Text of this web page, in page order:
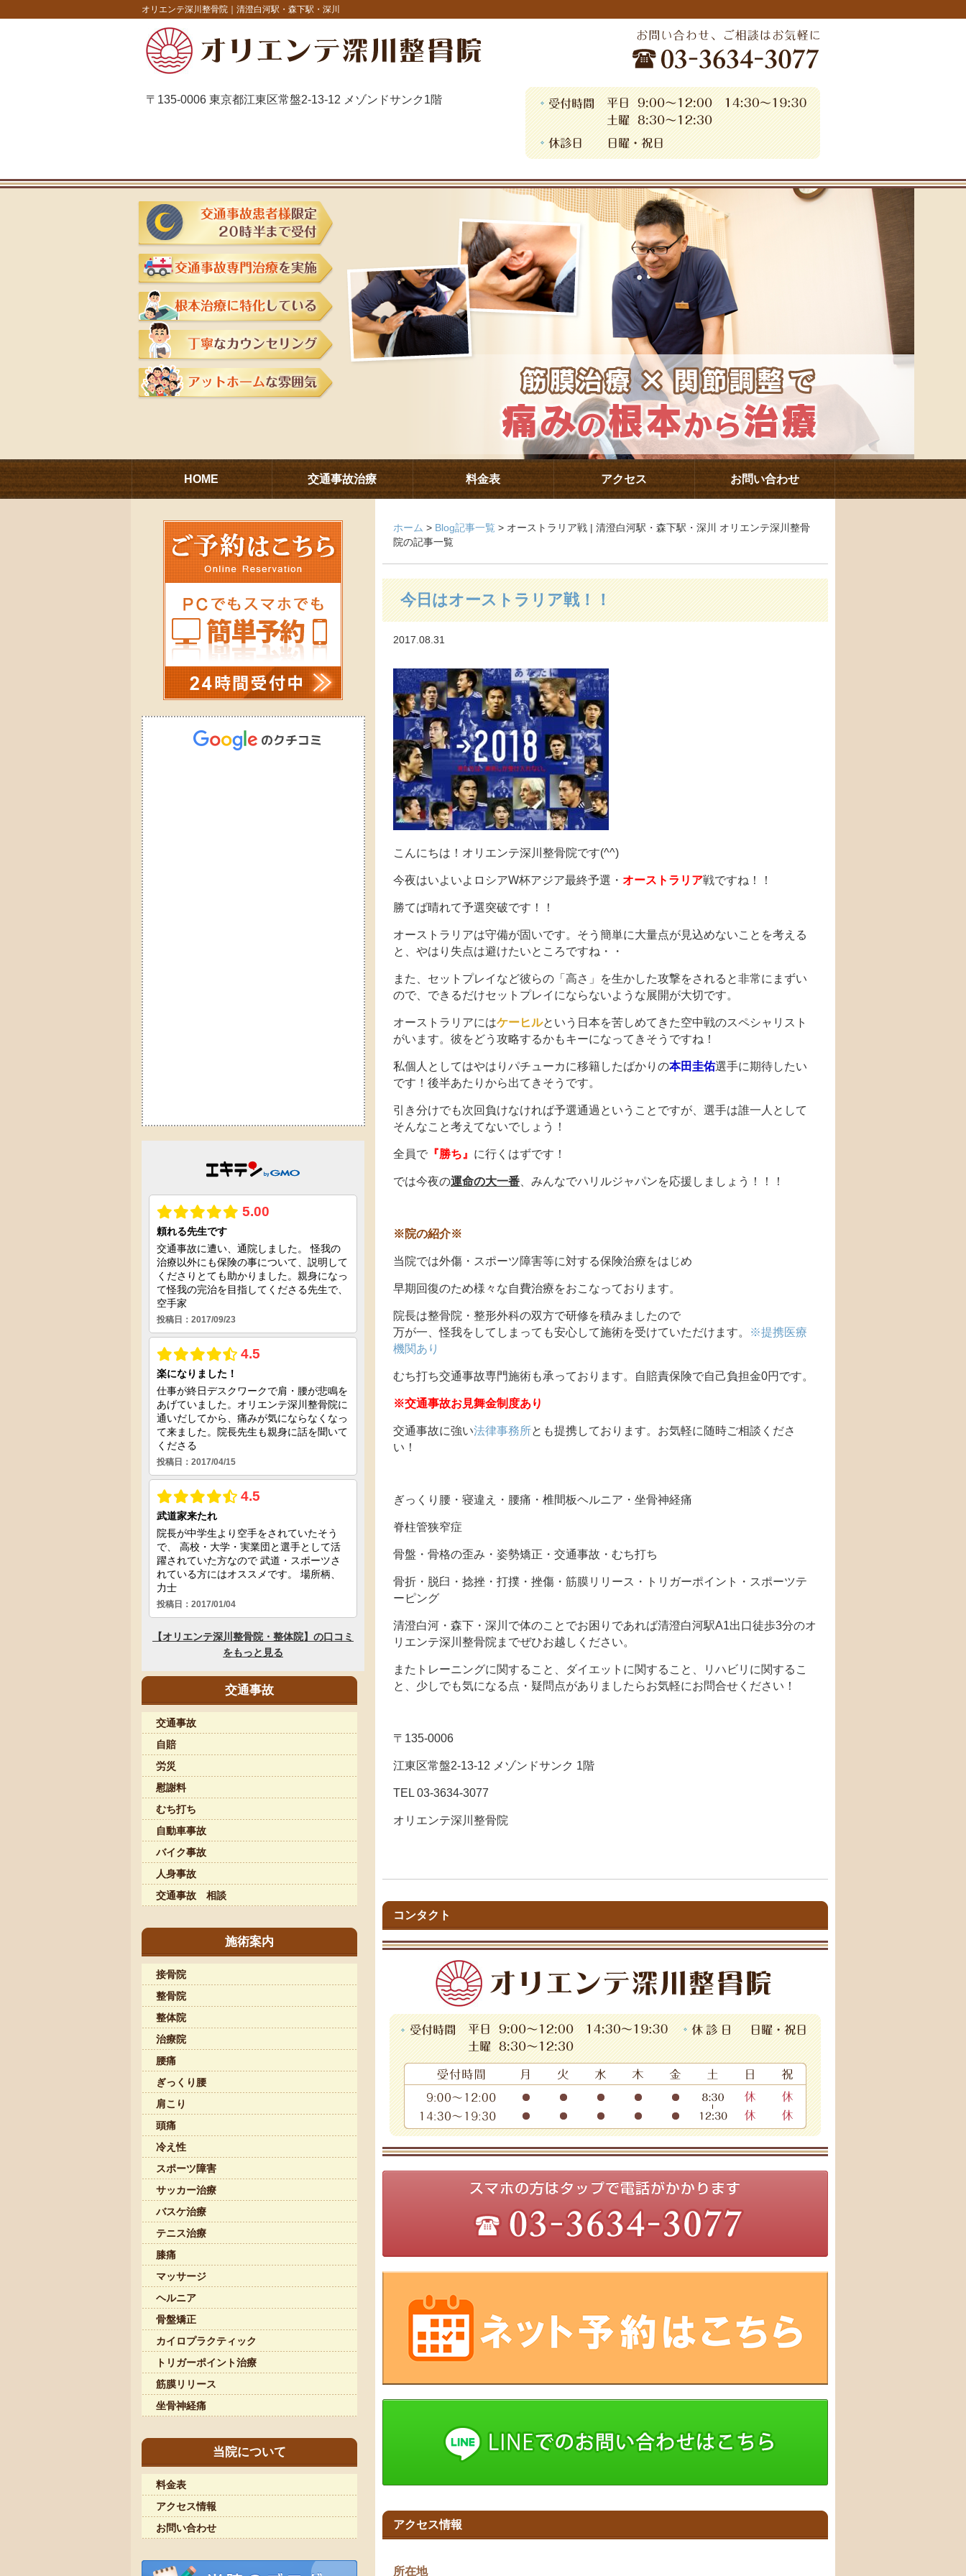
オリエンテ深川整骨院｜清澄白河駅・森下駅・深川
〒135-0006 東京都江東区常盤2-13-12 メゾンドサンク1階
HOME 交通事故治療 料金表 アクセス お問い合わせ
ホーム > Blog記事一覧 > オーストラリア戦 | 清澄白河駅・森下駅・深川 オリエンテ深川整骨
院の記事一覧
今日はオーストラリア戦！！
2017.08.31
こんにちは！オリエンテ深川整骨院です(^^)
今夜はいよいよロシアW杯アジア最終予選・ オーストラリア戦ですね！！
勝てば晴れて予選突破です！！
オーストラリアは守備が固いです。そう簡単に大量点が見込めないことを考える
と、やはり失点は避けたいところですね・・
また、セットプレイなど彼らの「高さ」を生かした攻撃をされると非常にまずい
ので、できるだけセットプレイにならないような展開が大切です。
オーストラリアにはケーヒルという日本を苦しめてきた空中戦のスペシャリスト
がいます。彼をどう攻略するかもキーになってきそうですね！
私個人としてはやはりパチューカに移籍したばかりの本田圭佑選手に期待したい
です！後半あたりから出てきそうです。
引き分けでも次回負けなければ予選通過ということですが、選手は誰一人として
そんなこと考えてないでしょう！
全員で 『勝ち』 に行くはずです！
では今夜の運命の大一番 、みんなでハリルジャパンを応援しましょう！！！
※院の紹介※
当院では外傷・スポーツ障害等に対する保険治療をはじめ
早期回復のため様々な自費治療をおこなっております。
院長は整骨院・整形外科の双方で研修を積みましたので
万が一、怪我をしてしまっても安心して施術を受けていただけます。
※提携医療
機関あり
むち打ち交通事故専門施術も承っております。自賠責保険で自己負担金0円です。
※交通事故お見舞金制度あり
交通事故に強い法律事務所とも提携しております。お気軽に随時ご相談くださ
い！
ぎっくり腰・寝違え・腰痛・椎間板ヘルニア・坐骨神経痛
脊柱管狭窄症
骨盤・骨格の歪み・姿勢矯正・交通事故・むち打ち
骨折・脱臼・捻挫・打撲・挫傷・筋膜リリース・トリガーポイント・スポーツテ
ーピング
清澄白河・森下・深川で体のことでお困りであれば清澄白河駅A1出口徒歩3分のオ
リエンテ深川整骨院までぜひお越しください。
またトレーニングに関すること、ダイエットに関すること、リハビリに関するこ
と、少しでも気になる点・疑問点がありましたらお気軽にお問合せください！
〒135-0006
江東区常盤2-13-12 メゾンドサンク 1階
TEL 03-3634-3077
オリエンテ深川整骨院
コンタクト
アクセス情報
所在地
交通事故
交通事故
自賠
労災
慰謝料
むち打ち
自動車事故
バイク事故
人身事故
交通事故 相談
施術案内
接骨院
整骨院
整体院
治療院
腰痛
ぎっくり腰
肩こり
頭痛
冷え性
スポーツ障害
サッカー治療
バスケ治療
テニス治療
膝痛
マッサージ
ヘルニア
骨盤矯正
カイロプラクティック
トリガーポイント治療
筋膜リリース
坐骨神経痛
当院について
料金表
アクセス情報
お問い合わせ